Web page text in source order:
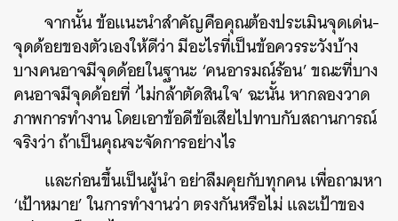
จากนั้น ข้อแนะนำสำคัญคือคุณต้องประเมินจุดเด่น-
จุดด้อยของตัวเองให้ดีว่า มีอะไรที่เป็นข้อควรระวังบ้าง
บางคนอาจมีจุดด้อยในฐานะ ‘คนอารมณ์ร้อน’ ขณะที่บาง
คนอาจมีจุดด้อยที่ ‘ไม่กล้าตัดสินใจ’ ฉะนั้น หากลองวาด
ภาพการทำงาน โดยเอาข้อดีข้อเสียไปทาบกับสถานการณ์
จริงว่า ถ้าเป็นคุณจะจัดการอย่างไร
และก่อนขึ้นเป็นผู้นำ อย่าลืมคุยกับทุกคน เพื่อถามหา
‘เป้าหมาย’ ในการทำงานว่า ตรงกันหรือไม่ และเป้าของ